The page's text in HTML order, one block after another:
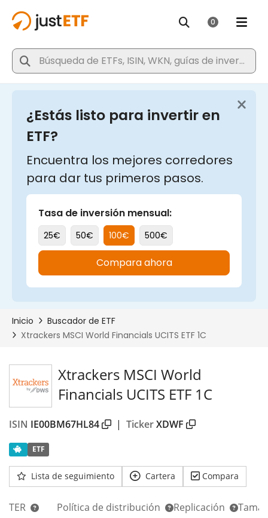
Xtrackers MSCI World
Financials UCITS ETF 1C
ISIN IE00BM67HL84 | TickerXDWF
ETF
Lista de seguimiento Cartera Compara
TER
Política de distribución
Replicación